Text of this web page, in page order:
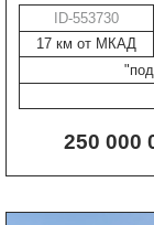
ID-553730
17 км от МКАД
250 000